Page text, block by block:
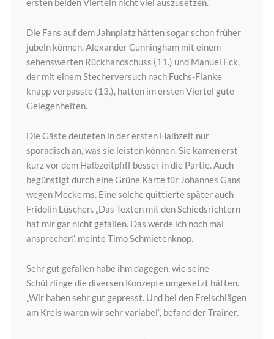
ersten beiden Vierteln nicht viel auszusetzen.
Die Fans auf dem Jahnplatz hätten sogar schon früher
jubeln können. Alexander Cunningham mit einem
sehenswerten Rückhandschuss (11.) und Manuel Eck,
der mit einem Stecherversuch nach Fuchs-Flanke
knapp verpasste (13.), hatten im ersten Viertel gute
Gelegenheiten.
Die Gäste deuteten in der ersten Halbzeit nur
sporadisch an, was sie leisten können. Sie kamen erst
kurz vor dem Halbzeitpfiff besser in die Partie. Auch
begünstigt durch eine Grüne Karte für Johannes Gans
wegen Meckerns. Eine solche quittierte später auch
Fridolin Lüschen. „Das Texten mit den Schiedsrichtern
hat mir gar nicht gefallen. Das werde ich noch mal
ansprechen“, meinte Timo Schmietenknop.
Sehr gut gefallen habe ihm dagegen, wie seine
Schützlinge die diversen Konzepte umgesetzt hätten.
„Wir haben sehr gut gepresst. Und bei den Freischlägen
am Kreis waren wir sehr variabel“, befand der Trainer.